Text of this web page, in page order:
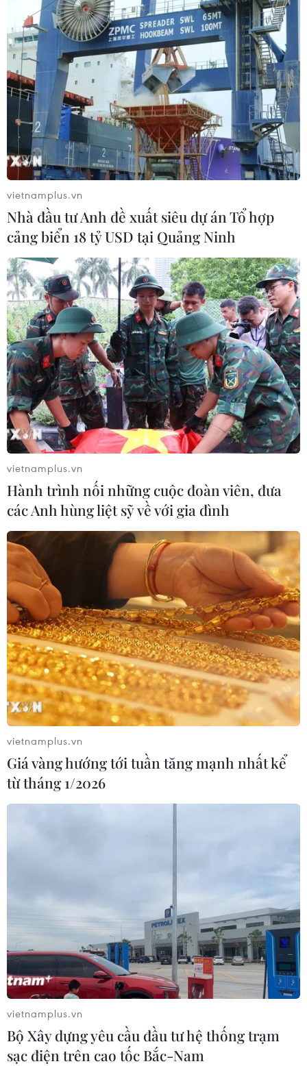
vietnamplus.vn
Nhà đầu tư Anh đề xuất siêu dự án Tổ hợp
cảng biển 18 tỷ USD tại Quảng Ninh
vietnamplus.vn
Hành trình nối những cuộc đoàn viên, đưa
các Anh hùng liệt sỹ về với gia đình
vietnamplus.vn
Giá vàng hướng tới tuần tăng mạnh nhất kể
từ tháng 1/2026
vietnamplus.vn
Bộ Xây dựng yêu cầu đầu tư hệ thống trạm
sạc điện trên cao tốc Bắc-Nam